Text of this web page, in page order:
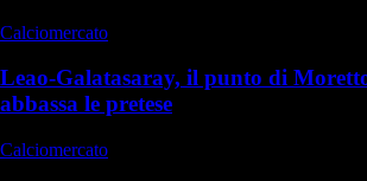
Calciomercato
Leao-Galatasaray, il punto di
abbassa le pretese
Calciomercato